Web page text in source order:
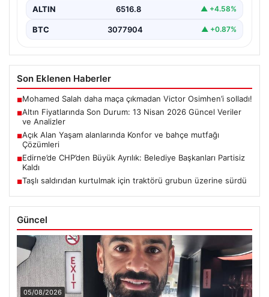
ALTIN 6516.8 ▲ +4.58%
BTC 3077904 ▲ +0.87%
Son Eklenen Haberler
■Mohamed Salah daha maça çıkmadan Victor Osimhen’i solladı!
■Altın Fiyatlarında Son Durum: 13 Nisan 2026 Güncel Veriler
ve Analizler
■Açık Alan Yaşam alanlarında Konfor ve bahçe mutfağı
Çözümleri
■Edirne’de CHP’den Büyük Ayrılık: Belediye Başkanları Partisiz
Kaldı
■Taşlı saldırıdan kurtulmak için traktörü grubun üzerine sürdü
Güncel
05/08/2026